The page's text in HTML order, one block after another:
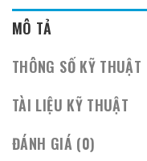
MÔ TẢ
THÔNG SỐ KỸ THUẬT
TÀI LIỆU KỸ THUẬT
ĐÁNH GIÁ (0)